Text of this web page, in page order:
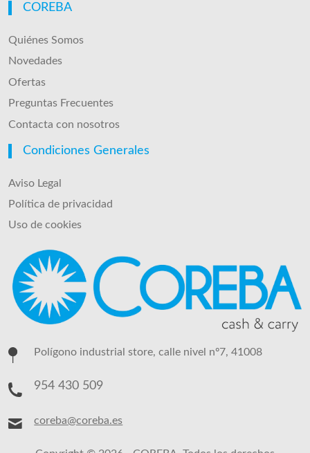
COREBA
Quiénes Somos
Novedades
Ofertas
Preguntas Frecuentes
Contacta con nosotros
Condiciones Generales
Aviso Legal
Política de privacidad
Uso de cookies
Polígono industrial store, calle nivel nº7, 41008
954 430 509
coreba@coreba.es